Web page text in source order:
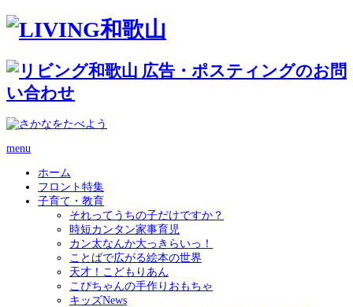
menu
ホーム
フロント特集
子育て・教育
それってうちの子だけですか？
時短カンタン家事育児
カン太なんか大っきらいっ！
ことばで広がる絵本の世界
天才！こどもりあん
こぴちゃんの手作りおもちゃ
キッズNews